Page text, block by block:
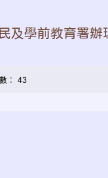
及學前教育署
： 43